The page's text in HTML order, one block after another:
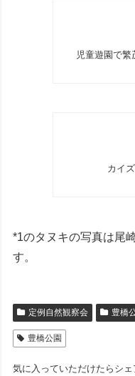
児童遊園で繁
カイ
*1のタヌキの写真は尾
す。
定例自然観察会 豊橋
豊橋公園
気に入っていただけたらシ